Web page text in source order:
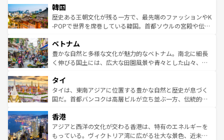
はコンテンツ一覧
いる。アクティビティも充実しており、サーフィンやダイ
ビング、ハイキングなど、アウトドア好きにはたまらな
い。オーストラリアの多彩な魅力を存分に味わいつくそ
参照してほしい。
ン）、静ひつな山岳地帯である台湾東部など、都市の喧騒
と山間の静けさが共存しており、訪れる人に新しい発見と
驚きをもたらしてくれる。また、奥深い台湾の食文化も魅
容にもいいと評判のスイーツなど、バラエティ豊かな料理
が味わえる。 なお、新着の台湾情報は コンテンツ一覧を参
照してほしい。
韓国
歴史ある王朝文化が残る一方で、最先端のファッションやK
-POPで世界を席巻している韓国。首都ソウルの宮殿や伝統
き、地方に足を延ばせば四季折々の自然美を楽しむことが
できる。そして、キムチや焼肉、絶品のストリートフード
まで、さまざまな韓国料理が待っている。夜には、韓国な
リティに包まれながら、韓国の多彩な魅力を心ゆくまで味
わってみてほしい。 なお、新着の韓国情報はコンテンツ一
覧を参照してほしい。
ベトナム
豊かな自然と多様な文化が魅力的なベトナム。南北に細長
く伸びる国土には、広大な田園風景や青々とした山々、世
急速な発展と共に伝統が息づく。ハノイの古い町並みやホ
ーチミン市のフランス統治時代の建物も、独特の雰囲気を
醸し出している。また、バラエティの豊かさとおいしさで
とつ。フォーやバインミー、ベトナムコーヒーなどは、ぜ
ひ現地で味わいたい。どの地域を訪れてもあたたかい人々
が旅行者を迎えてくれるので、きっと忘れられない旅にな
タイ
タイは、東南アジアに位置する豊かな自然と歴史が息づく
国だ。首都バンコクは高層ビルが立ち並ぶ一方、伝統的な
の活気が交差している。北部ではチェンマイなどの山岳地
帯で自然と触れ合い、南部ではプーケットやクラビの美し
いビーチでリゾート気分を楽しむことができる。タイ料理
香港
アジアと西洋の文化が交わる香港は、特有のエネルギーを
もっている。ヴィクトリア湾に広がる壮大な景色、近未来